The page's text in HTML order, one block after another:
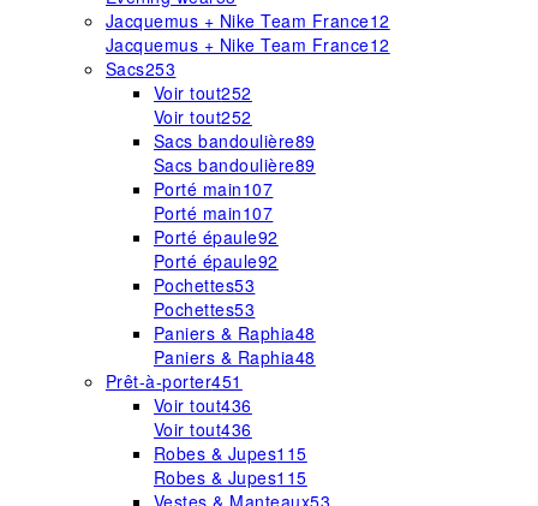
Jacquemus + Nike Team France12
Jacquemus + Nike Team France12
Sacs253
Voir tout252
Voir tout252
Sacs bandoulière89
Sacs bandoulière89
Porté main107
Porté main107
Porté épaule92
Porté épaule92
Pochettes53
Pochettes53
Paniers & Raphia48
Paniers & Raphia48
Prêt-à-porter451
Voir tout436
Voir tout436
Robes & Jupes115
Robes & Jupes115
Vestes & Manteaux53